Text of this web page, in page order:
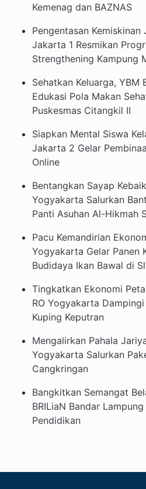
Kemenag dan BAZNAS
Pengentasan Kemiskinan
Jakarta 1 Resmikan
Strengthening Kampung
Sehatkan Keluarga, YBM
Edukasi Pola Makan
Puskesmas Citangkil II
Siapkan Mental Siswa
Jakarta 2 Gelar
Online
Bentangkan Sayap
Yogyakarta Salurkan
Panti Asuhan Al-Hikmah
Pacu Kemandirian
Yogyakarta Gelar Panen
Budidaya Ikan Bawal di
Tingkatkan Ekonomi
RO Yogyakarta
Kuping Keputran
Mengalirkan Pahala
Yogyakarta Salurkan
Cangkringan
Bangkitkan Semangat
BRILiaN Bandar
Pendidikan